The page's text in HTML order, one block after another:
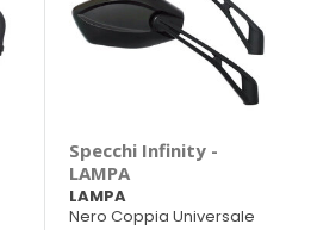
Specchi Infinity -
LAMPA
LAMPA
Nero Coppia Universale